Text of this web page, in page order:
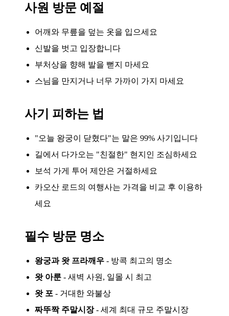
사원 방문 예절
어깨와 무릎을 덮는 옷을 입으세요
신발을 벗고 입장합니다
부처상을 향해 발을 뻗지 마세요
스님을 만지거나 너무 가까이 가지 마세요
사기 피하는 법
"오늘 왕궁이 닫혔다"는 말은 99% 사기입니다
길에서 다가오는 "친절한" 현지인 조심하세요
보석 가게 투어 제안은 거절하세요
카오산 로드의 여행사는 가격을 비교 후 이용하
세요
필수 방문 명소
왕궁과 왓 프라깨우 - 방콕 최고의 명소
왓 아룬 - 새벽 사원, 일몰 시 최고
왓 포 - 거대한 와불상
짜뚜짝 주말시장- 세계 최대 규모 주말시장